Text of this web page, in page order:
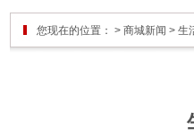
您现在的位置： > 商城新闻 > 生